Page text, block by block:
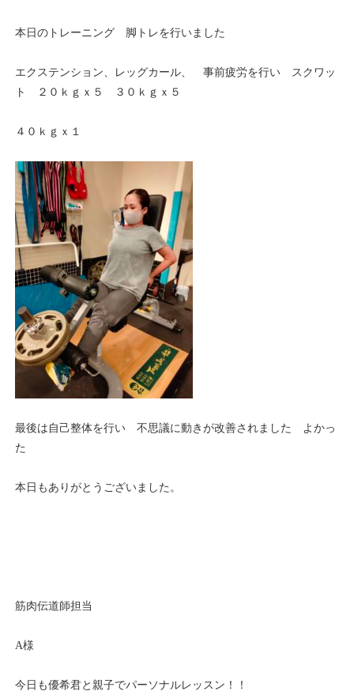
本日のトレーニング 脚トレを行いました
エクステンション、レッグカール、 事前疲労を行い スクワッ
ト ２０ｋｇｘ５ ３０ｋｇｘ５
４０ｋｇｘ１
最後は自己整体を行い 不思議に動きが改善されました よかっ
た
本日もありがとうございました。
筋肉伝道師担当
A様
今日も優希君と親子でパーソナルレッスン！！